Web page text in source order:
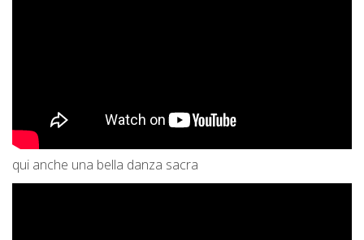
qui anche una bella danza sacra